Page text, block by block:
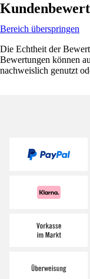
Bereich überspringen
Die Echtheit der
Bewertungen können
nachweislich genutzt